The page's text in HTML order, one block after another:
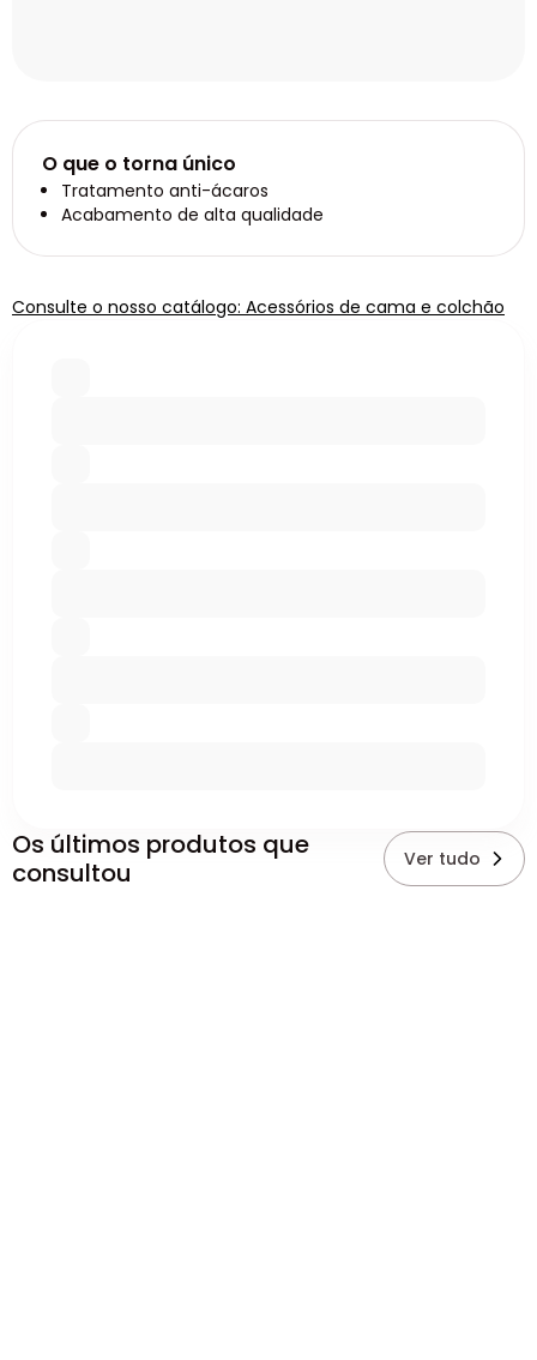
O que o torna único
Tratamento anti-ácaros
Acabamento de alta qualidade
Consulte o nosso catálogo: Acessórios de cama e colchão
Os últimos produtos que
consultou
Ver tudo